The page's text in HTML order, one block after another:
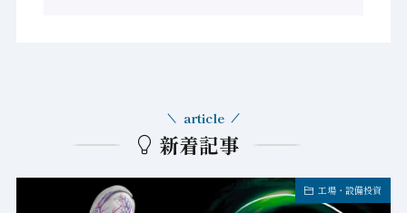
新着記事
article
工場・設備投資